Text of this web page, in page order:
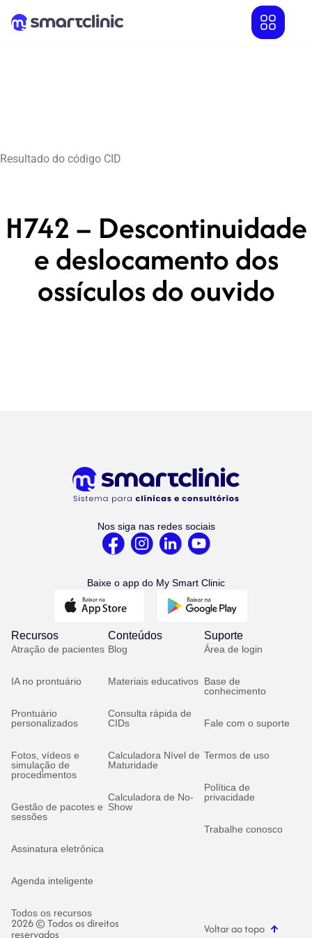
Resultado do código CID
H742 – Descontinuidade
e deslocamento dos
ossículos do ouvido
Nos siga nas redes sociais
Baixe o app do My Smart Clinic
Recursos
Atração de pacientes
IA no prontuário
Prontuário
personalizados
Fotos, vídeos e
simulação de
procedimentos
Gestão de pacotes e
sessões
Assinatura eletrônica
Agenda inteligente
Todos os recursos
Conteúdos
Blog
Materiais educativos
Consulta rápida de
CIDs
Calculadora Nível de
Maturidade
Calculadora de No-
Show
Suporte
Área de login
Base de
conhecimento
Fale com o suporte
Termos de uso
Política de
privacidade
Trabalhe conosco
2026 © Todos os direitos
reservados Voltar ao topo